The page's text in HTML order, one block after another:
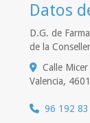
Datos
D.G. de
de la
Calle
Valencia,
96 192 83